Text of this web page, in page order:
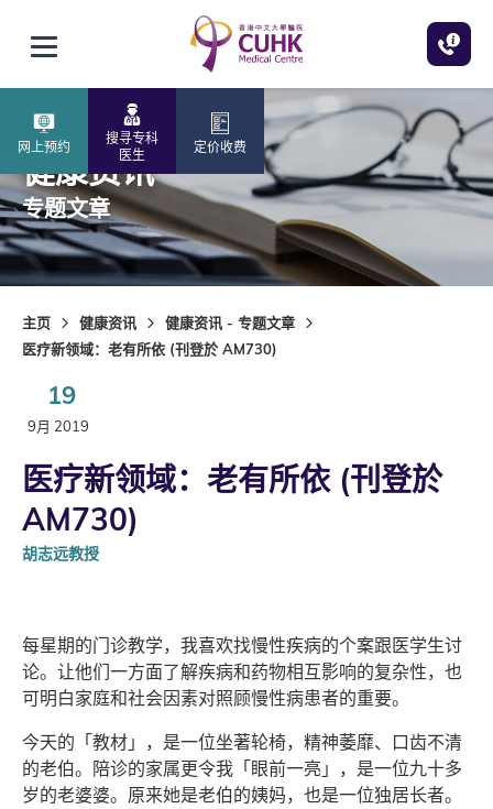
打开选单
网上预约
搜寻专科
医生
定价收费
健康资讯
专题文章
主页 健康资讯
健康资讯 - 专题文章
医疗新领域：老有所依 (刊登於 AM730)
19
9月 2019
医疗新领域：老有所依 (刊登於
AM730)
胡志远教授
每星期的门诊教学，我喜欢找慢性疾病的个案跟医学生讨
论。让他们一方面了解疾病和药物相互影响的复杂性，也
可明白家庭和社会因素对照顾慢性病患者的重要。
今天的「教材」，是一位坐著轮椅，精神萎靡、口齿不清
的老伯。陪诊的家属更令我「眼前一亮」，是一位九十多
岁的老婆婆。原来她是老伯的姨妈，也是一位独居长者。